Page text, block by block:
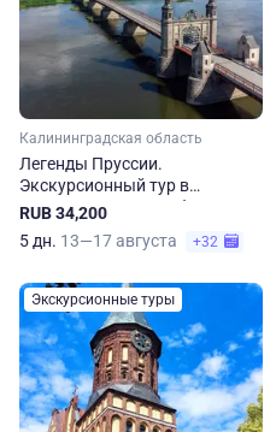
Калининградская область
Легенды Пруссии.
Экскурсионный тур в
Калининградскую область на
RUB 34,200
5 дн. 13—17 августа +32
Экскурсионные туры